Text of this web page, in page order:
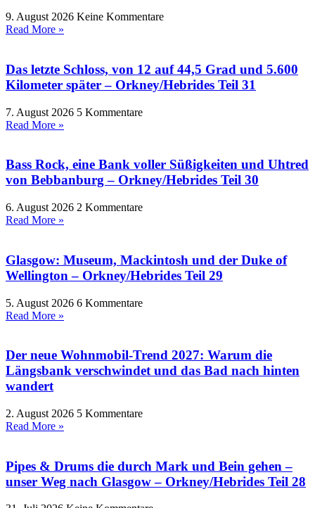
9. August 2026 Keine Kommentare
Read More »
Das letzte Schloss, von 12 auf 44,5 Grad und 5.600
Kilometer später – Orkney/Hebrides Teil 31
7. August 2026 5 Kommentare
Read More »
Bass Rock, eine Bank voller Süßigkeiten und Uhtred
von Bebbanburg – Orkney/Hebrides Teil 30
6. August 2026 2 Kommentare
Read More »
Glasgow: Museum, Mackintosh und der Duke of
Wellington – Orkney/Hebrides Teil 29
5. August 2026 6 Kommentare
Read More »
Der neue Wohnmobil-Trend 2027: Warum die
Längsbank verschwindet und das Bad nach hinten
wandert
2. August 2026 5 Kommentare
Read More »
Pipes & Drums die durch Mark und Bein gehen –
unser Weg nach Glasgow – Orkney/Hebrides Teil 28